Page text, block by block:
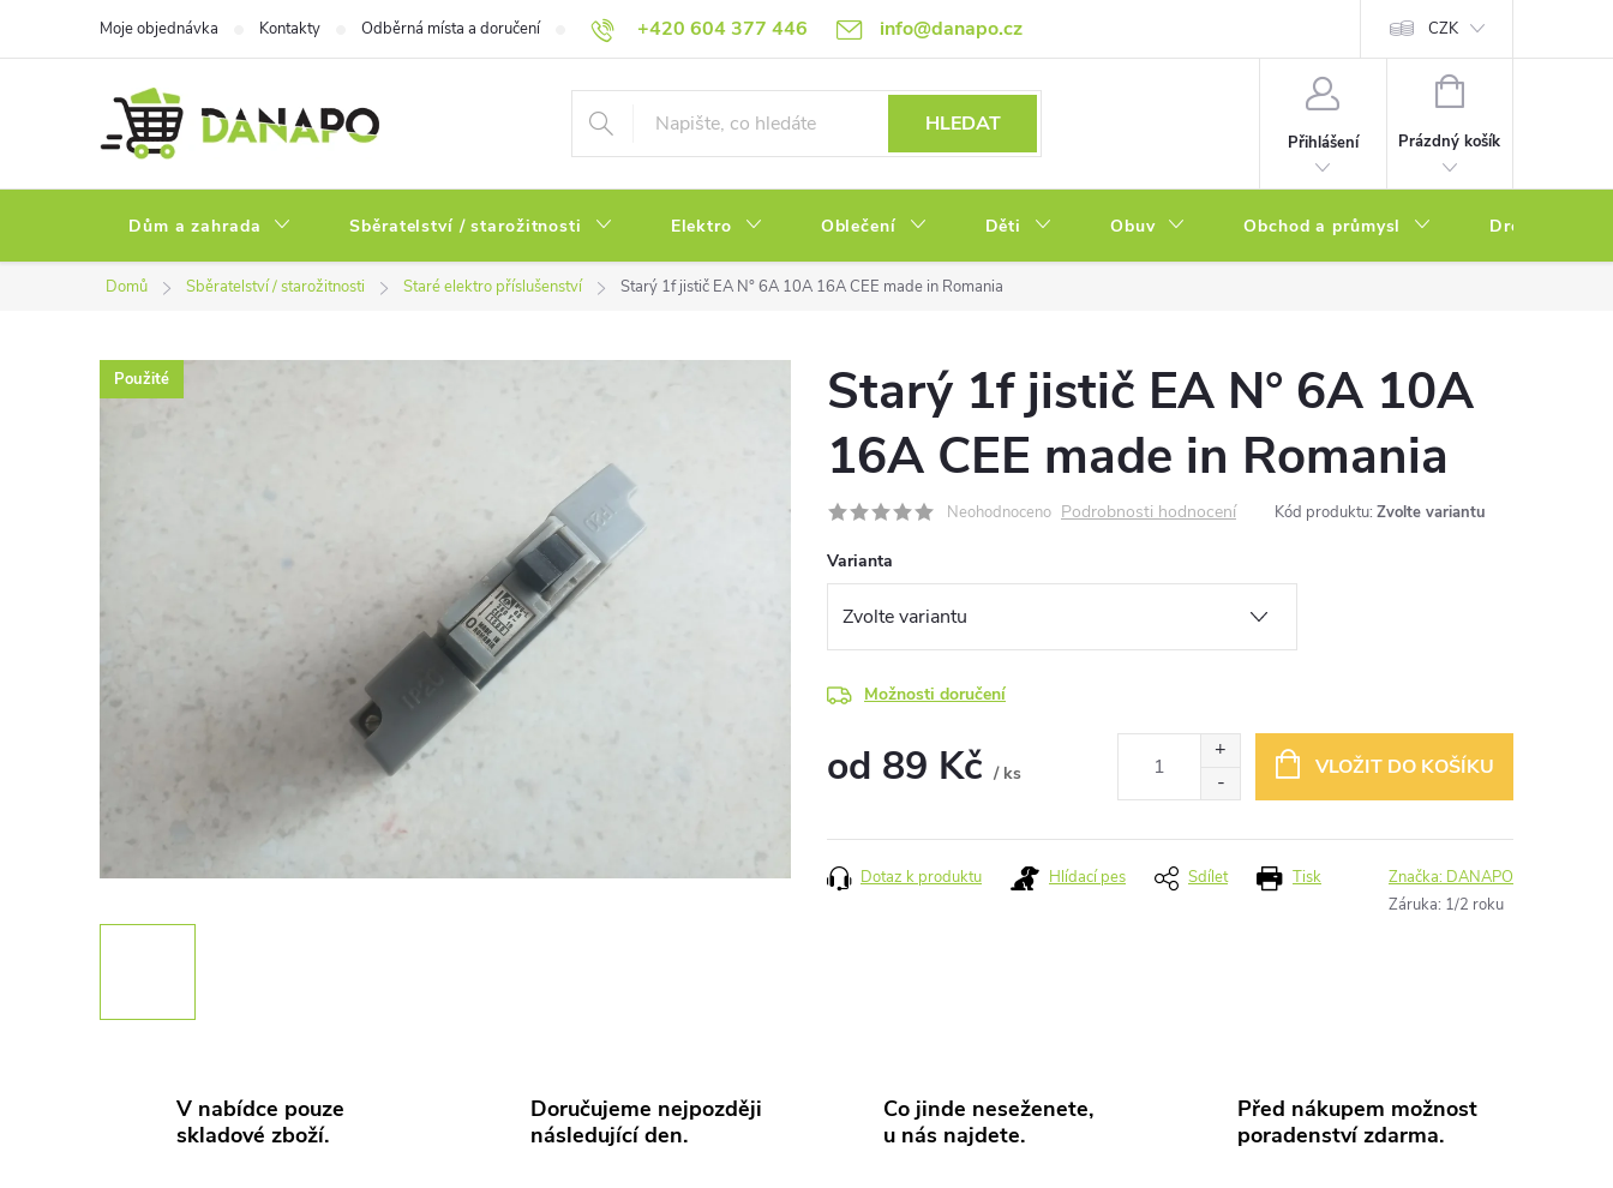
+420 604 377 446 info@danapo.cz
Moje objednávka Kontakty Odběrná místa a doručení Hodnocení obchodu Obchodní podmínky Reklamace a výměna zboží Podmínky ochrany osobních údajů Soubory cookies
CZK
HLEDAT
Přihlášení
NÁKUPNÍ
Prázdný košík
Dům a zahrada Sběratelství / starožitnosti Elektro Oblečení Děti Obuv Obchod a průmysl Drogerie
Domů Sběratelství / starožitnosti Staré elektro příslušenství Starý 1f jistič EA N° 6A 10A 16A CEE made in Romania
Použité
Starý 1f jistič EA N° 6A 10A
16A CEE made in Romania
Neohodnoceno Podrobnosti hodnocení Kód produktu: Zvolte variantu
Varianta
Možnosti doručení
od 89 Kč / ks
VLOŽIT DO KOŠÍKU
Tisk
Dotaz k produktu Hlídací pes Sdílet Značka: DANAPO
Záruka: 1/2 roku
V nabídce pouze
skladové zboží.
Doručujeme nejpozději
následující den.
Co jinde neseženete,
u nás najdete.
Před nákupem možnost
poradenství zdarma.